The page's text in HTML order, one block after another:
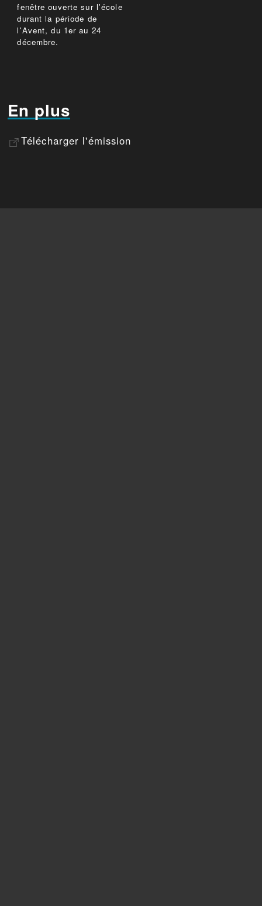
fenêtre ouverte sur l'école
durant la période de
l'Avent, du 1er au 24
décembre.
En plus
Télécharger l'émission